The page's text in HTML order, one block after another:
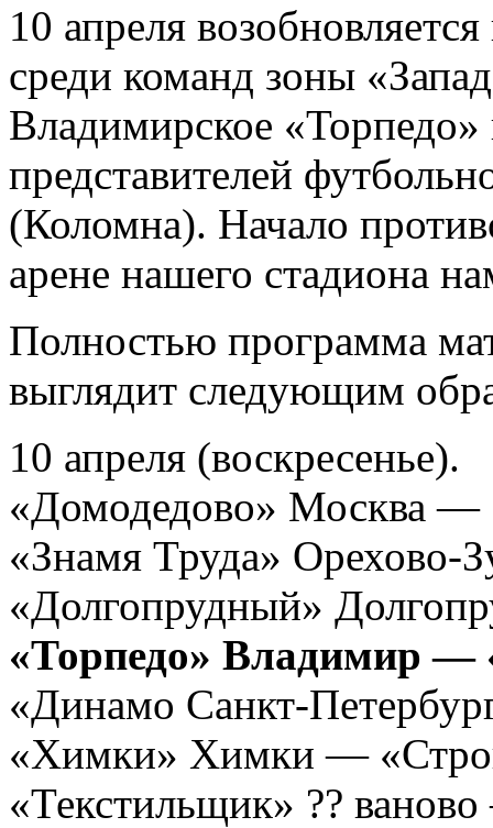
10 апреля
среди команд зоны
Владимирское
представителей
(Коломна). Начало
арене нашего стадиона
Полностью программа
выглядит следующим
10 апреля (воскресенье).
«Домодедово» Москва —
«Знамя Труда» Орехово-
«Долгопрудный»
«Торпедо» Владимир —
«Динамо Санкт-
«Химки» Химки —
«Текстильщик» ??